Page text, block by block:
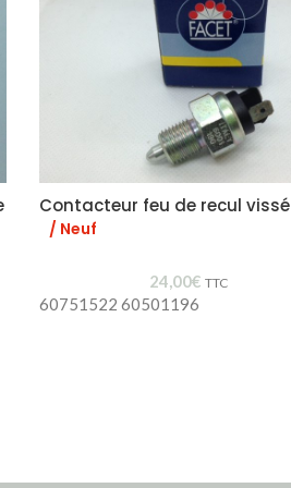
Contacteur feu de recul vissé
/ Neuf
24,00€ TTC
60751522 60501196